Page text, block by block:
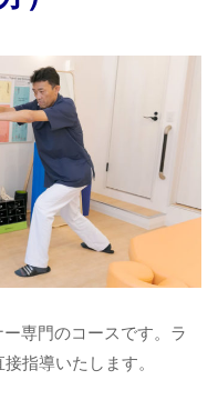
専門のコースです。ラ
指導いたします。